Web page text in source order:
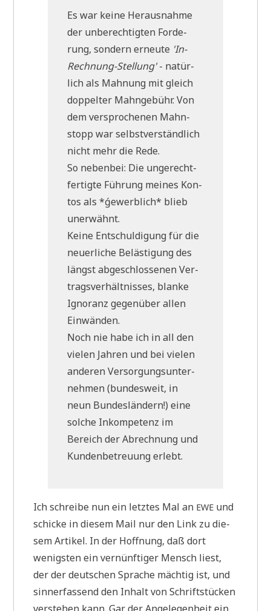
Es war kei­ne Her­aus­nah­me
der unbe­rech­tig­ten For­de­
rung, son­dern erneu­te 'In-
Rech­nung-Stel­lung'- natür­
lich als Mah­nung mit gleich
dop­pel­ter Mahn­ge­bühr. Von
dem ver­spro­che­nen Mahn­
stopp war selbst­ver­ständ­lich
nicht mehr die Rede.
So neben­bei: Die unge­recht­
fer­tig­te Füh­rung mei­nes Kon­
tos als *ǵewerb­lich* blieb
unerwähnt.
Kei­ne Ent­schul­di­gung für die
neu­er­li­che Belä­sti­gung des
längst abge­schlos­se­nen Ver­
trags­ver­hält­nis­ses, blan­ke
Igno­ranz gegen­über allen
Einwänden.
Noch nie habe ich in all den
vie­len Jah­ren und bei vie­len
ande­ren Ver­sor­gungs­un­ter­
neh­men (bun­des­weit, in
neun Bun­des­län­dern!) eine
sol­che Inkom­pe­tenz im
Bereich der Abrech­nung und
Kun­den­be­treu­ung erlebt.
Ich schrei­be nun ein letz­tes Mal an EWE und
schicke in die­sem Mail nur den Link zu die­
sem Arti­kel. In der Hoff­nung, daß dort
wenig­sten ein ver­nünf­ti­ger Mensch liest,
der der deut­schen Spra­che mäch­tig ist, und
sinn­erfas­send den Inhalt von Schrift­stücken
ver­ste­hen kann. Gar der Ange­le­gen­heit ein